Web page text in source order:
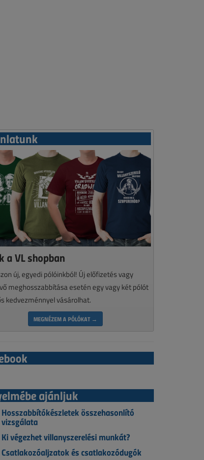
a VL shopban
új, egyedi pólóinkból! Új előfizetés vagy
meghosszabbítása esetén egy vagy két pólót
kedvezménnyel vásárolhat.
MEGNÉZEM A PÓLÓKAT →
ajánljuk
Hosszabbítókészletek összehasonlító
vizsgálata
Ki végezhet villanyszerelési munkát?
Csatlakozóaljzatok és csatlakozódugók